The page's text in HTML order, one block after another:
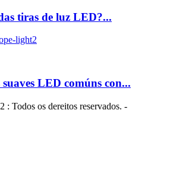
tiras de luz LED?...
LED comúns con...
Todos os dereitos reservados. -